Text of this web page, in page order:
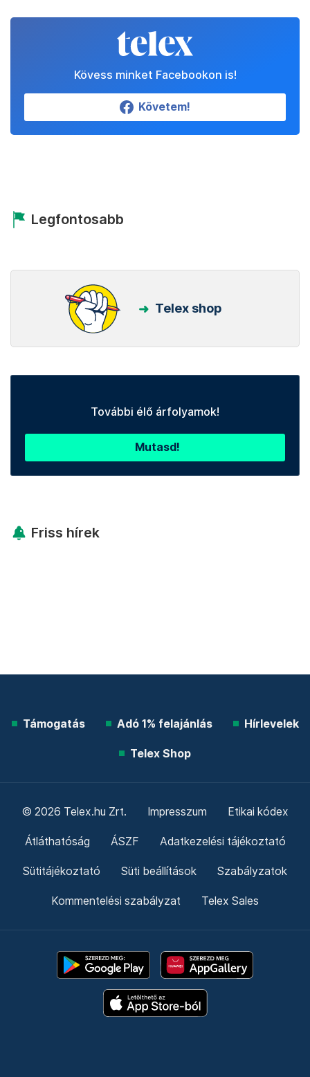
Kövess minket Facebookon is!
Követem!
Legfontosabb
Telex shop
További élő árfolyamok!
Mutasd!
Friss hírek
Támogatás Adó 1% felajánlás Hírlevelek
Telex Shop
© 2026 Telex.hu Zrt. Impresszum Etikai kódex
Átláthatóság ÁSZF Adatkezelési tájékoztató
Sütitájékoztató Süti beállítások Szabályzatok
Kommentelési szabályzat Telex Sales